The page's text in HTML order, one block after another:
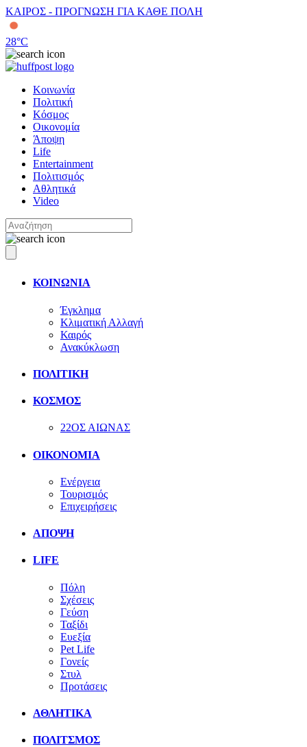
ΚΑΙΡΟΣ - ΠΡΟΓΝΩΣΗ ΓΙΑ ΚΑΘΕ ΠΟΛΗ
28°C
Κοινωνία
Πολιτική
Κόσμος
Οικονομία
Άποψη
Life
Entertainment
Πολιτισμός
Αθλητικά
Video
ΚΟΙΝΩΝΙΑ
Έγκλημα
Κλιματική Αλλαγή
Καιρός
Ανακύκλωση
ΠΟΛΙΤΙΚΗ
ΚΟΣΜΟΣ
22ΟΣ ΑΙΩΝΑΣ
ΟΙΚΟΝΟΜΙΑ
Ενέργεια
Τουρισμός
Επιχειρήσεις
ΑΠΟΨΗ
LIFE
Πόλη
Σχέσεις
Γεύση
Ταξίδι
Ευεξία
Pet Life
Γονείς
Στυλ
Προτάσεις
ΑΘΛΗΤΙΚΑ
ΠΟΛΙΤΣΜΟΣ